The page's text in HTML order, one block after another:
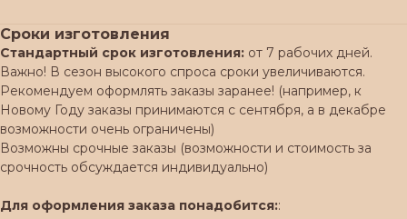
Сроки изготовления
Стандартный срок изготовления: от 7 рабочих дней.
Важно! В сезон высокого спроса сроки увеличиваются.
Рекомендуем оформлять заказы заранее! (например, к
Новому Году заказы принимаются с сентября, а в декабре
возможности очень ограничены)
Возможны срочные заказы (возможности и стоимость за
срочность обсуждается индивидуально)
Для оформления заказа понадобится::